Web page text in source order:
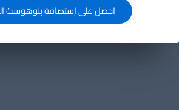
احصل على إستضافة بلوهوست